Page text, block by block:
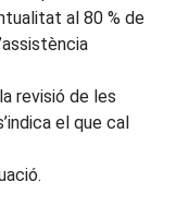
al 80 % de
revisió de les
el que cal